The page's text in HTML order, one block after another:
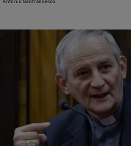
Vai
Foto
Antonio Sanfrancesco